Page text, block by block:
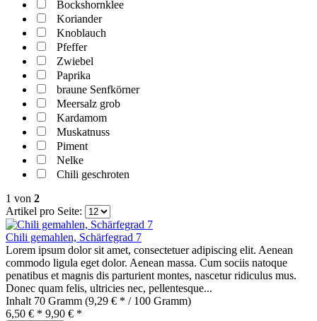
Bockshornklee
Koriander
Knoblauch
Pfeffer
Zwiebel
Paprika
braune Senfkörner
Meersalz grob
Kardamom
Muskatnuss
Piment
Nelke
Chili geschroten
1 von 2
Artikel pro Seite:
Chili gemahlen, Schärfegrad 7
Lorem ipsum dolor sit amet, consectetuer adipiscing elit. Aenean
commodo ligula eget dolor. Aenean massa. Cum sociis natoque
penatibus et magnis dis parturient montes, nascetur ridiculus mus.
Donec quam felis, ultricies nec, pellentesque...
Inhalt 70 Gramm (9,29 € * / 100 Gramm)
6,50 € * 9,90 € *